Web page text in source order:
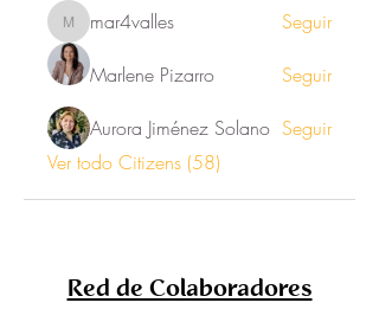
mar4valles
mar4valles Seguir
Marlene Pizarro Seguir
Aurora Jiménez Solano Seguir
Ver todo Citizens (58)
Red de Colaboradores